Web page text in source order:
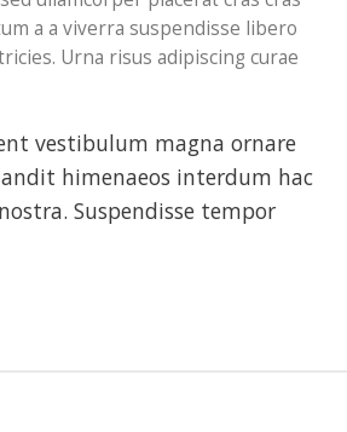
a a viverra suspendisse libero
Urna risus adipiscing curae
vestibulum magna ornare
himenaeos interdum hac
Suspendisse tempor